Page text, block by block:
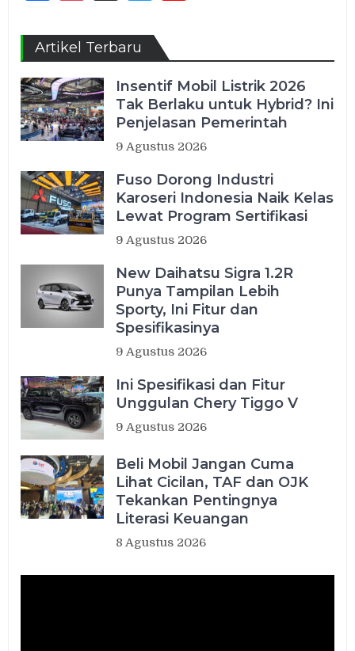
Artikel Terbaru
Insentif Mobil Listrik 2026
Tak Berlaku untuk Hybrid? Ini
Penjelasan Pemerintah
9 Agustus 2026
Fuso Dorong Industri
Karoseri Indonesia Naik Kelas
Lewat Program Sertifikasi
9 Agustus 2026
New Daihatsu Sigra 1.2R
Punya Tampilan Lebih
Sporty, Ini Fitur dan
Spesifikasinya
9 Agustus 2026
Ini Spesifikasi dan Fitur
Unggulan Chery Tiggo V
9 Agustus 2026
Beli Mobil Jangan Cuma
Lihat Cicilan, TAF dan OJK
Tekankan Pentingnya
Literasi Keuangan
8 Agustus 2026